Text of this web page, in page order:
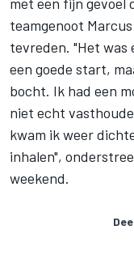
teamgenoot
tevreden. "Het was
een goede start,
bocht. Ik had een
niet echt
kwam ik weer
inhalen",
weekend.